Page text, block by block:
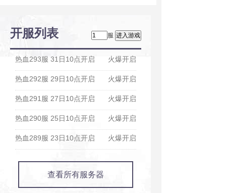
开服列表 服
火爆开启
热血293服 31日10点开启
火爆开启
热血292服 29日10点开启
火爆开启
热血291服 27日10点开启
火爆开启
热血290服 25日10点开启
火爆开启
热血289服 23日10点开启
查看所有服务器